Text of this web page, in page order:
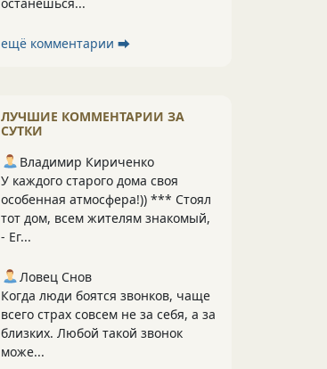
ещё комментарии ⮕
ЛУЧШИЕ КОММЕНТАРИИ ЗА
СУТКИ
Владимир Кириченко
У каждого старого дома своя
особенная атмосфера!)) *** Стоял
тот дом, всем жителям знакомый,
- Ег...
Ловец Снов
Когда люди боятся звонков, чаще
всего страх совсем не за себя, а за
близких. Любой такой звонок
може...